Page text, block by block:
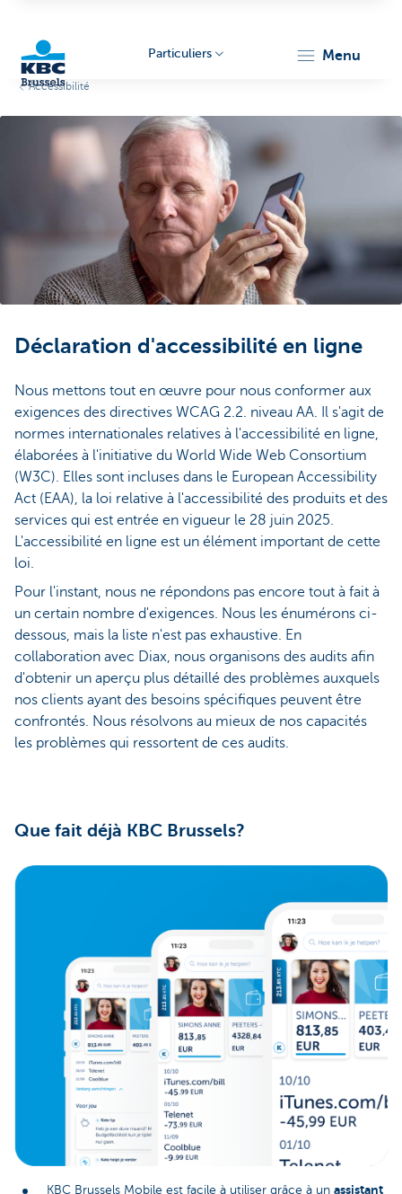
Particuliers menu
Accessibilité
Déclaration d'accessibilité en ligne
Nous mettons tout en œuvre pour nous conformer aux
exigences des directives WCAG 2.2. niveau AA. Il s'agit de
normes internationales relatives à l'accessibilité en ligne,
élaborées à l'initiative du World Wide Web Consortium
(W3C). Elles sont incluses dans le European Accessibility
Act (EAA), la loi relative à l'accessibilité des produits et des
services qui est entrée en vigueur le 28 juin 2025.
L'accessibilité en ligne est un élément important de cette
loi.
Pour l'instant, nous ne répondons pas encore tout à fait à
un certain nombre d'exigences. Nous les énumérons ci-
dessous, mais la liste n'est pas exhaustive. En
collaboration avec Diax, nous organisons des audits afin
d'obtenir un aperçu plus détaillé des problèmes auxquels
nos clients ayant des besoins spécifiques peuvent être
confrontés. Nous résolvons au mieux de nos capacités
les problèmes qui ressortent de ces audits.
Que fait déjà KBC Brussels?
KBC Brussels Mobile est facile à utiliser grâce à un assistant